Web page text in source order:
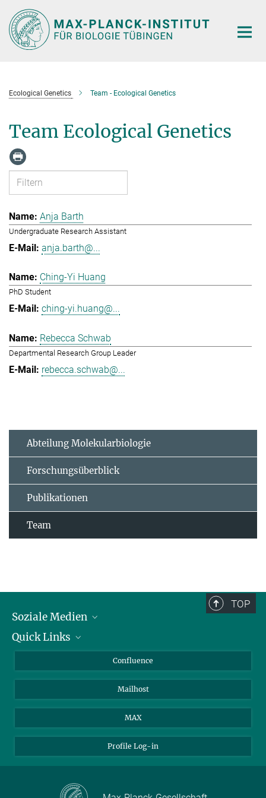
Hauptinhalt
Ecological Genetics Team - Ecological Genetics
Team Ecological Genetics
Anja Barth
Undergraduate Research Assistant
anja.barth@...
Ching-Yi Huang
PhD Student
ching-yi.huang@...
Rebecca Schwab
Departmental Research Group Leader
rebecca.schwab@...
Abteilung Molekularbiologie
Forschungsüberblick
Publikationen
Team
TOP
Soziale Medien
LinkedIn
Quick Links
Für Journalisten und Journalistinnen
Ihr Weg zu uns
Confluence
Mailhost
MAX
Profile Log-in